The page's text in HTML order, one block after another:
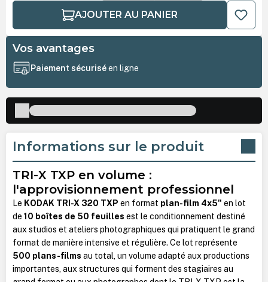
AJOUTER AU PANIER
Vos avantages
Paiement sécuriséen ligne
Informations sur le produit
TRI-X TXP en volume :
l'approvisionnement professionnel
Le KODAK TRI-X 320 TXP en format plan-film 4x5" en lot
de 10 boîtes de 50 feuilles est le conditionnement destiné
aux studios et ateliers photographiques qui pratiquent le grand
format de manière intensive et régulière. Ce lot représente
500 plans-films au total, un volume adapté aux productions
importantes, aux structures qui forment des stagiaires au